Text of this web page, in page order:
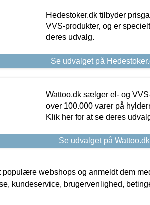
Hedestoker.dk tilbyder
VVS-produkter, og er
deres udvalg.
Se udvalget på
Wattoo.dk sælger el- og
over 100.000 varer på
Klik her for at se deres
Se udvalget på Wattoo.dk
webshops og anmeldt dem
kundeservice, brugervenlighed,